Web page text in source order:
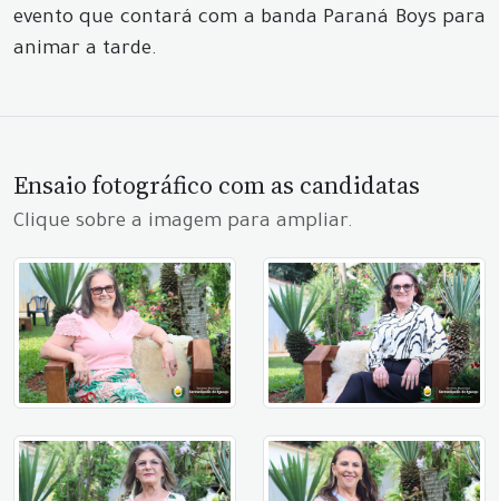
evento que contará com a banda Paraná Boys para
animar a tarde.
Ensaio fotográfico com as candidatas
Clique sobre a imagem para ampliar.